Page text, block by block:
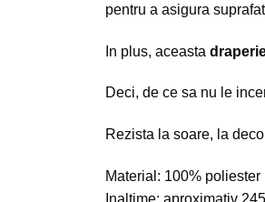
pentru a asigura
In plus, aceasta
Deci, de ce sa nu le
Rezista la soare, la
Material: 100% poliester
Inaltime: aproximativ